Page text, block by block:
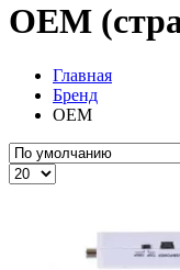
OEM
Главная
Бренд
OEM